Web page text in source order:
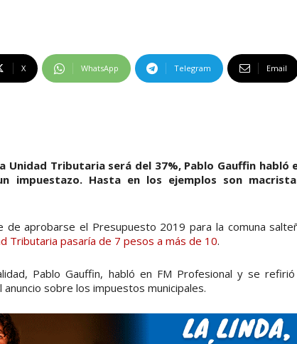
X WhatsApp Telegram Email
Unidad Tributaria será del 37%, Pablo Gauffin habló
impuestazo. Hasta en los ejemplos son
de aprobarse el Presupuesto 2019 para la comuna
Tributaria pasaría de 7 pesos a más de 10.
Pablo Gauffin, habló en FM Profesional y se
sobre los impuestos municipales.